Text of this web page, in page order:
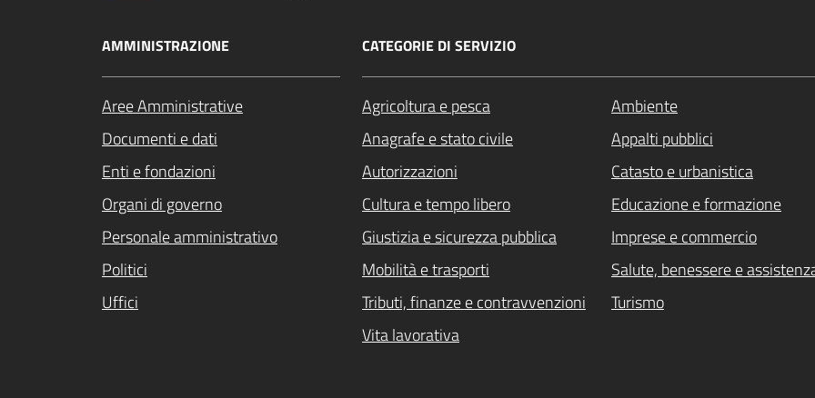
AMMINISTRAZIONE
Aree Amministrative
Documenti e dati
Enti e fondazioni
Organi di governo
Personale amministrativo
Politici
Uffici
CATEGORIE DI SERVIZIO
Agricoltura e pesca
Ambiente
Anagrafe e stato civile
Appalti pubblici
Autorizzazioni
Catasto e urbanistica
Cultura e tempo libero
Educazione e formazione
Giustizia e sicurezza pubblica
Imprese e commercio
Mobilità e trasporti
Salute, benessere e
Tributi, finanze e contravvenzioni
Turismo
Vita lavorativa